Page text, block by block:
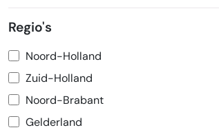
Regio's
Noord-Holland
Zuid-Holland
Noord-Brabant
Gelderland